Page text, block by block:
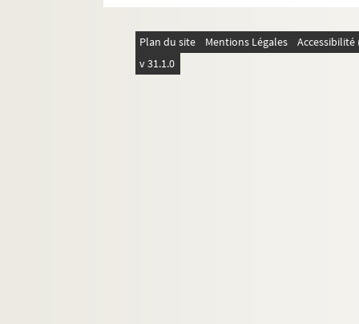
Plan du site Mentions Légales
v 31.1.0